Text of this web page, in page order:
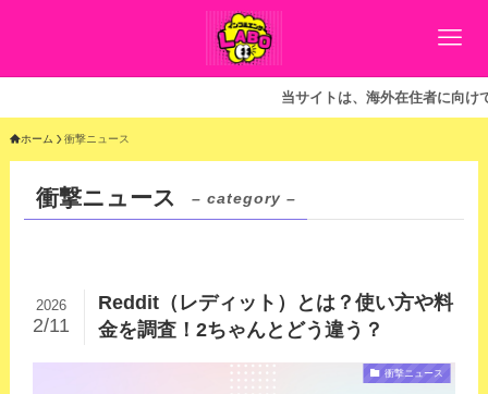
当サイトは、海外在住者に向けて情報を
ホーム 衝撃ニュース
衝撃ニュース – category –
Reddit（レディット）とは？使い方や料
金を調査！2ちゃんとどう違う？
2026
2/11
衝撃ニュース